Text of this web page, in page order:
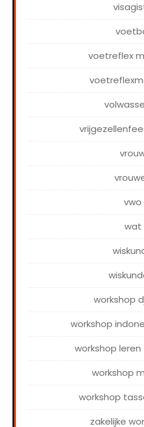
voetreflex
vwo
wat
workshop
workshop
workshop
workshop
workshop
zakelijke